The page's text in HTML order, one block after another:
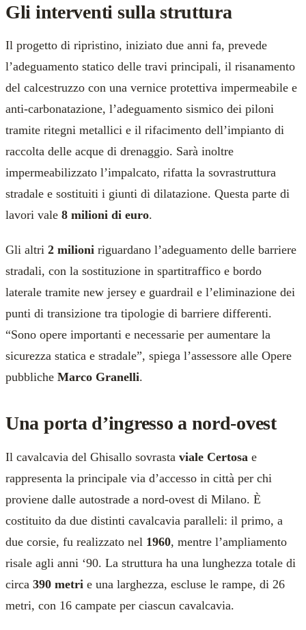
Gli interventi sulla struttura
Il progetto di ripristino, iniziato due anni fa, prevede
l’adeguamento statico delle travi principali, il risanamento
del calcestruzzo con una vernice protettiva impermeabile e
anti-carbonatazione, l’adeguamento sismico dei piloni
tramite ritegni metallici e il rifacimento dell’impianto di
raccolta delle acque di drenaggio. Sarà inoltre
impermeabilizzato l’impalcato, rifatta la sovrastruttura
stradale e sostituiti i giunti di dilatazione. Questa parte di
lavori vale 8 milioni di euro.
Gli altri 2 milioni riguardano l’adeguamento delle barriere
stradali, con la sostituzione in spartitraffico e bordo
laterale tramite new jersey e guardrail e l’eliminazione dei
punti di transizione tra tipologie di barriere differenti.
“Sono opere importanti e necessarie per aumentare la
sicurezza statica e stradale”, spiega l’assessore alle Opere
pubbliche Marco Granelli.
Una porta d’ingresso a nord-ovest
Il cavalcavia del Ghisallo sovrasta viale Certosa e
rappresenta la principale via d’accesso in città per chi
proviene dalle autostrade a nord-ovest di Milano. È
costituito da due distinti cavalcavia paralleli: il primo, a
due corsie, fu realizzato nel 1960, mentre l’ampliamento
risale agli anni ‘90. La struttura ha una lunghezza totale di
circa 390 metri e una larghezza, escluse le rampe, di 26
metri, con 16 campate per ciascun cavalcavia.